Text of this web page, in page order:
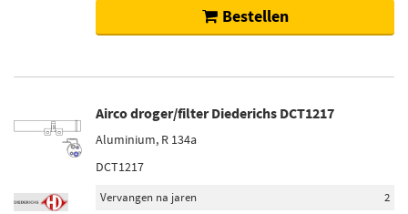
Bestellen
Airco droger/filter Diederichs DCT1217
Aluminium, R 134a
DCT1217
Vervangen na jaren
2